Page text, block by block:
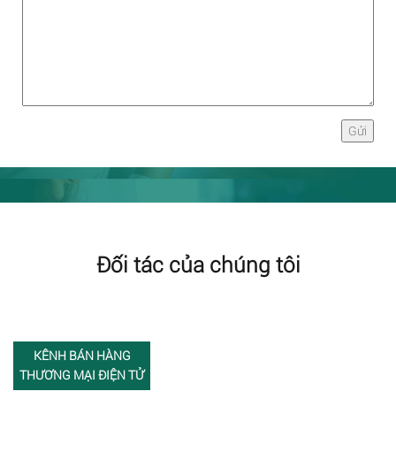
Đối tác của chúng tôi
KÊNH BÁN HÀNG
THƯƠNG MẠI ĐIỆN TỬ